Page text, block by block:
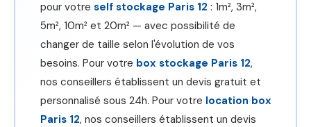
pour votre self stockage Paris 12 : 1m², 3m²,
5m², 10m² et 20m² — avec possibilité de
changer de taille selon l'évolution de vos
besoins. Pour votre box stockage Paris 12,
nos conseillers établissent un devis gratuit et
personnalisé sous 24h. Pour votre location box
Paris 12, nos conseillers établissent un devis